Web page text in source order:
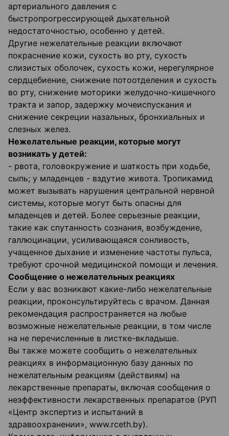
артериального давления с
быстропрогрессирующей дыхательной
недостаточностью, особенно у детей.
Другие нежелательные реакции включают
покраснение кожи, сухость во рту, сухость
слизистых оболочек, сухость кожи, нерегулярное
сердцебиение, снижение потоотделения и сухость
во рту, снижение моторики желудочно-кишечного
тракта и запор, задержку мочеиспускания и
снижение секреции назальных, бронхиальных и
слезных желез.
Нежелательные реакции, которые могут
возникать у детей:
- рвота, головокружение и шаткость при ходьбе,
сыпь; у младенцев - вздутие живота. Тропикамид
может вызывать нарушения центральной нервной
системы, которые могут быть опасны для
младенцев и детей. Более серьезные реакции,
такие как спутанность сознания, возбуждение,
галлюцинации, усиливающаяся сонливость,
учащенное дыхание и изменение частоты пульса,
требуют срочной медицинской помощи и лечения.
Сообщение о нежелательных реакциях
Если у вас возникают какие-либо нежелательные
реакции, проконсультируйтесь с врачом. Данная
рекомендация распространяется на любые
возможные нежелательные реакции, в том числе
на не перечисленные в листке-вкладыше.
Вы также можете сообщить о нежелательных
реакциях в информационную базу данных по
нежелательным реакциям (действиям) на
лекарственные препараты, включая сообщения о
неэффективности лекарственных препаратов (РУП
«Центр экспертиз и испытаний в
здравоохранении», www.rceth.by).